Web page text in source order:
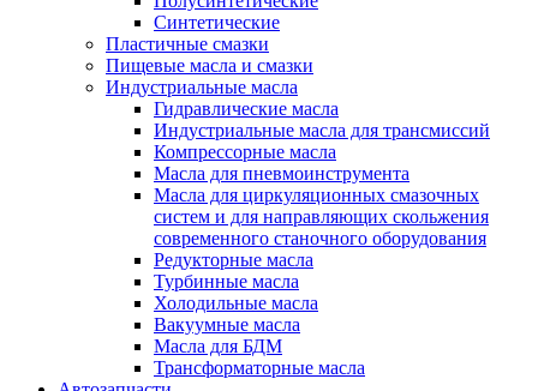
Синтетические
Пластичные смазки
Пищевые масла и смазки
Индустриальные масла
Гидравлические масла
Индустриальные масла для трансмиссий
Компрессорные масла
Масла для пневмоинструмента
Масла для циркуляционных смазочных
систем и для направляющих скольжения
современного станочного оборудования
Редукторные масла
Турбинные масла
Холодильные масла
Вакуумные масла
Масла для БДМ
Трансформаторные масла